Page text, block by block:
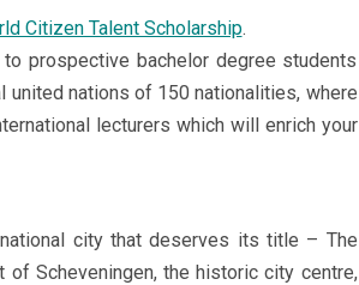
Citizen Talent Scholarship.
prospective bachelor degree students
united nations of 150 nationalities, where
lecturers which will enrich your
city that deserves its title – The
Scheveningen, the historic city centre,